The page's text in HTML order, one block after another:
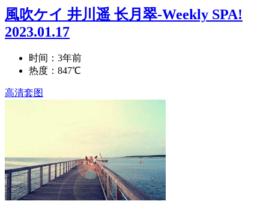
風吹ケイ 井川遥 长月翠-Weekly SPA!
2023.01.17
时间：3年前
热度：847℃
高清套图